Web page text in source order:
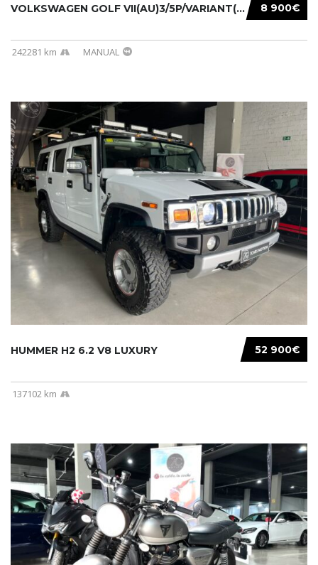
8 900€
VOLKSWAGEN GOLF VII(AU)3/5P/VARIANT(12-16 20...
242281 km MANUAL
52 900€
HUMMER H2 6.2 V8 LUXURY
137102 km